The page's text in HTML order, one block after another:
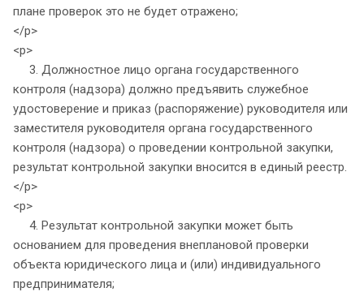
плане проверок это не будет отражено;
</p>
<p>
3. Должностное лицо органа государственного
контроля (надзора) должно предъявить служебное
удостоверение и приказ (распоряжение) руководителя или
заместителя руководителя органа государственного
контроля (надзора) о проведении контрольной закупки,
результат контрольной закупки вносится в единый реестр.
</p>
<p>
4. Результат контрольной закупки может быть
основанием для проведения внеплановой проверки
объекта юридического лица и (или) индивидуального
предпринимателя;